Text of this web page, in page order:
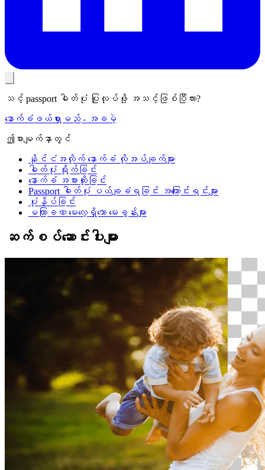
သင့် passport ဓါတ်ပုံ ပြုလုပ်ဖို့ အသင့်ဖြစ်ပြီလား?
နောက်ခံဖယ်ရှားမည် - အခမဲ့
ဤစာမျက်နှာတွင်
နိုင်ငံအလိုက် နောက်ခံ လိုအပ်ချက်များ
ဓါတ်ပုံ ရိုက်ခြင်း
နောက်ခံ အစားထိုးခြင်း
Passport ဓါတ်ပုံ ပယ်ချခံရခြင်း အကြောင်းရင်းများ
ပုံနှိပ်ခြင်း
မကြာခဏ မေးလေ့ရှိသော မေးခွန်းများ
ဆက်စပ်ဆောင်းပါးများ